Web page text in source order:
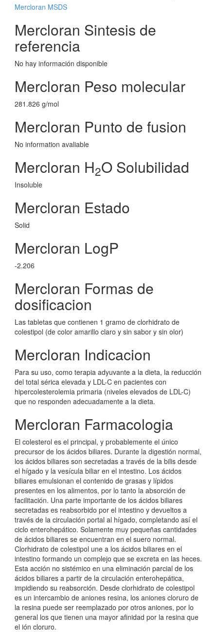
Mercloran MSDS
Mercloran Sintesis de
referencia
No hay información disponible
Mercloran Peso molecular
281.826 g/mol
Mercloran Punto de fusion
No information avaliable
Mercloran H2O Solubilidad
Insoluble
Mercloran Estado
Solid
Mercloran LogP
-2.206
Mercloran Formas de
dosificacion
Las tabletas que contienen 1 gramo de clorhidrato de
colestipol (de color amarillo claro y sin sabor y sin olor)
Mercloran Indicacion
Para su uso, como terapia adyuvante a la dieta, la reducción
del total sérica elevada y LDL-C en pacientes con
hipercolesterolemia primaria (niveles elevados de LDL-C)
que no responden adecuadamente a la dieta.
Mercloran Farmacologia
El colesterol es el principal, y probablemente el único
precursor de los ácidos biliares. Durante la digestión normal,
los ácidos biliares son secretadas a través de la bilis desde
el hígado y la vesícula biliar en el intestino. Los ácidos
biliares emulsionan el contenido de grasas y lípidos
presentes en los alimentos, por lo tanto la absorción de
facilitación. Una parte importante de los ácidos biliares
secretadas es reabsorbido por el intestino y devueltos a
través de la circulación portal al hígado, completando así el
ciclo enterohepático. Solamente muy pequeñas cantidades
de ácidos biliares se encuentran en el suero normal.
Clorhidrato de colestipol une a los ácidos biliares en el
intestino formando un complejo que se excreta en las heces.
Esta acción no sistémico en una eliminación parcial de los
ácidos biliares a partir de la circulación enterohepática,
impidiendo su reabsorción. Desde clorhidrato de colestipol
es un intercambio de aniones resina, los aniones cloruro de
la resina puede ser reemplazado por otros aniones, por lo
general los que tienen una mayor afinidad por la resina que
el ión cloruro.